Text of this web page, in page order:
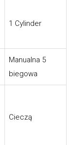
1 Cylinder
Manualna 5
biegowa
Cieczą